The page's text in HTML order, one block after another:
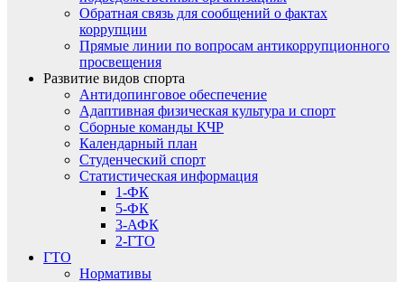
Обратная связь для сообщений о фактах
коррупции
Прямые линии по вопросам антикоррупционного
просвещения
Развитие видов спорта
Антидопинговое обеспечение
Адаптивная физическая культура и спорт
Сборные команды КЧР
Календарный план
Студенческий спорт
Статистическая информация
1-ФК
5-ФК
3-АФК
2-ГТО
ГТО
Нормативы